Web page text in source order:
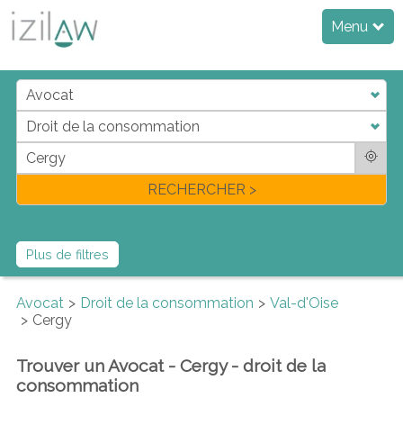
Menu
jdadi
fl
RECHERCHER >
Plus de filtres
Avocat Droit de la consommation
Val-d'Oise
Cergy
Trouver un Avocat - Cergy - droit de la
consommation